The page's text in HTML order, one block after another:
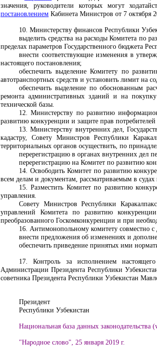
значения, руководители которых могут
постановлением Кабинета Министров от 7 октября
10. Министерству финансов Республики
выделить средства на расходыКомитета по
пределах параметров Государственного бюджета
внести соответствующие изменения в
настоящего постановления;
обеспечить выделениеКомитету по
автотранспортных средств и установить лимит на
обеспечить выделение по обоснованным
ремонта административных зданий и на
технической базы.
12. Министерству по развитию
развитию конкуренции и защите прав потребителей
13. Министерству внутренних дел,
кадастру, Совету Министров Республики
территориальных органов осуществить, по
перерегистрацию в органах внутренних дел
перерегистрацию на Комитет по развитию
14. Освободить Комитет по развитию
всем делам и документам, рассматриваемым в судах
15. Разместить Комитет по развитию
управления.
Совету Министров Республики
управлений Комитета по развитию
преобразованного Госкомконкуренции и при
16. Антимонопольному комитету совместно
внести предложения об изменениях и
обеспечить приведение принятых ими
17. Контроль за исполнением
Администрации Президента Республики
советника Президента Республики Узбекистан
Президент
Республики
Национальная база данных законодательства
"Народное слово", 25 января 2019 г.